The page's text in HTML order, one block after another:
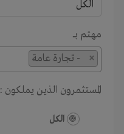
الكل
مهتم بـــ
×
- تجارة عامة
المستثمرون الذين يملكون :
الكل